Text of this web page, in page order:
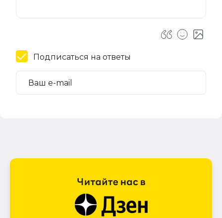
Подписаться на ответы